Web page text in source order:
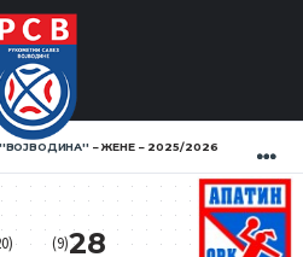
''ВОЈВОДИНА'' ЖЕНЕ 2025/2026
(9)28